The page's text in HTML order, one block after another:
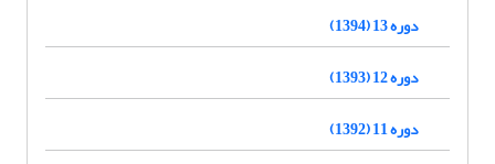
دوره 13 (1394)
دوره 12 (1393)
دوره 11 (1392)